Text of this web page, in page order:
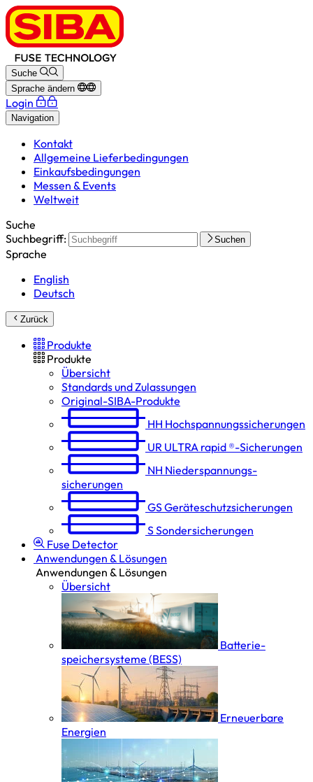
Suche
Sprache ändern
Login
Navigation
Kontakt
Allgemeine Lieferbedingungen
Einkaufsbedingungen
Messen & Events
Weltweit
Suche
Suchbegriff:
Suchen
Sprache
English
Deutsch
Zurück
Produkte
Produkte
Übersicht
Standards und Zulassungen
Original-SIBA-Produkte
HH Hochspannungs­sicherungen
UR ULTRA rapid ®-Sicherungen
NH Niederspannungs­
sicherungen
GSGeräteschutz­sicherungen
SSondersicherungen
Fuse Detector
Anwendungen & Lösungen
Anwendungen & Lösungen
Übersicht
Batterie­
speicher­systeme (BESS)
Erneuerbare
Energien